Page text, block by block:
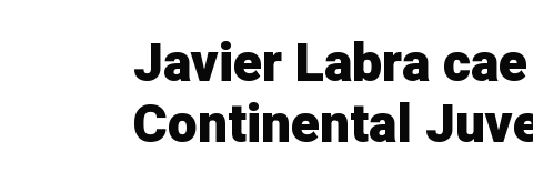
Javier Labra
Continental